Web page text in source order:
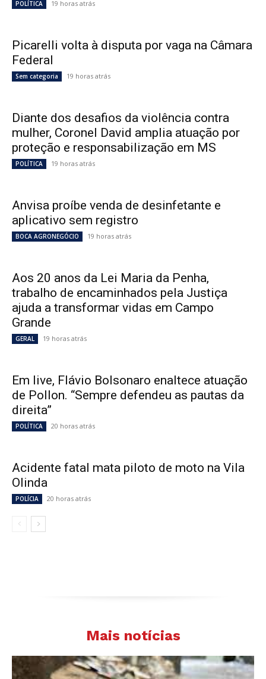
POLÍTICA 19 horas atrás
Picarelli volta à disputa por vaga na Câmara
Federal
Sem categoria 19 horas atrás
Diante dos desafios da violência contra
mulher, Coronel David amplia atuação por
proteção e responsabilização em MS
POLÍTICA 19 horas atrás
Anvisa proíbe venda de desinfetante e
aplicativo sem registro
BOCA AGRONEGÓCIO 19 horas atrás
Aos 20 anos da Lei Maria da Penha,
trabalho de encaminhados pela Justiça
ajuda a transformar vidas em Campo
Grande
GERAL 19 horas atrás
Em live, Flávio Bolsonaro enaltece atuação
de Pollon. “Sempre defendeu as pautas da
direita”
POLÍTICA 20 horas atrás
Acidente fatal mata piloto de moto na Vila
Olinda
POLÍCIA 20 horas atrás
Mais notícias